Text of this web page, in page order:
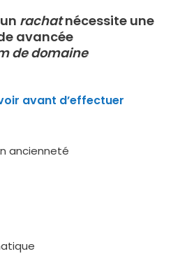
rachatnécessite une
avancée
de domaine
avant d’effectuer
ancienneté​